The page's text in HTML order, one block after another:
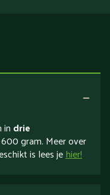
in drie
gram. Meer over
is lees jehier!